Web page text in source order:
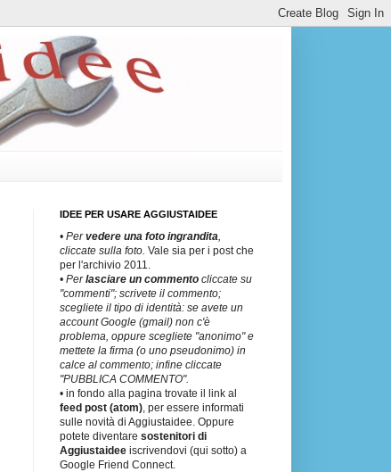
IDEE PER USARE AGGIUSTAIDEE
• Pervedere una foto ingrandita
cliccate sulla foto. Vale sia per i post che
per l'archivio 2011.
• Perlasciare un commento cliccate su
"commenti"; scrivete il commento;
scegliete il tipo di identità: se avete un
account Google (gmail) non c'è
problema, oppure scegliete "anonimo" e
mettete la firma (o uno pseudonimo) in
calce al commento; infine cliccate
"PUBBLICA COMMENTO".
• in fondo alla pagina trovate il link al
feed post (atom) , per essere informati
sulle novità di Aggiustaidee. Oppure
potete diventare sostenitori di
Aggiustaidee iscrivendovi (qui sotto) a
Google Friend Connect.